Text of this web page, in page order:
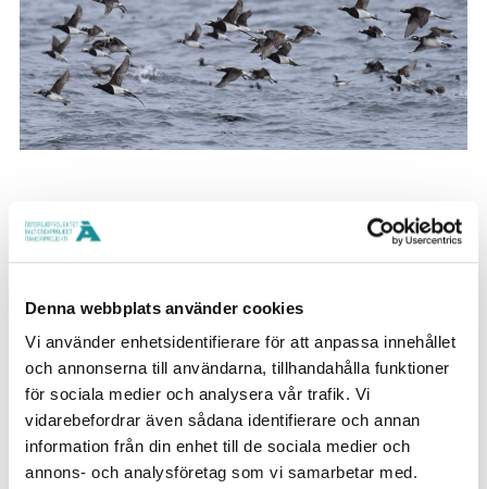
Denna webbplats använder cookies
Vi använder enhetsidentifierare för att anpassa innehållet
och annonserna till användarna, tillhandahålla funktioner
för sociala medier och analysera vår trafik. Vi
vidarebefordrar även sådana identifierare och annan
information från din enhet till de sociala medier och
annons- och analysföretag som vi samarbetar med.
3. Vad betyder det för er att få finansiering ur
av långlivade fågelarter krävs längre tidsserier.
Tack vare finansieringen kan den studie som
påbörjades år 2008 fortsätta att utvecklas.
4. Har du bekantat dig med de andra projekten